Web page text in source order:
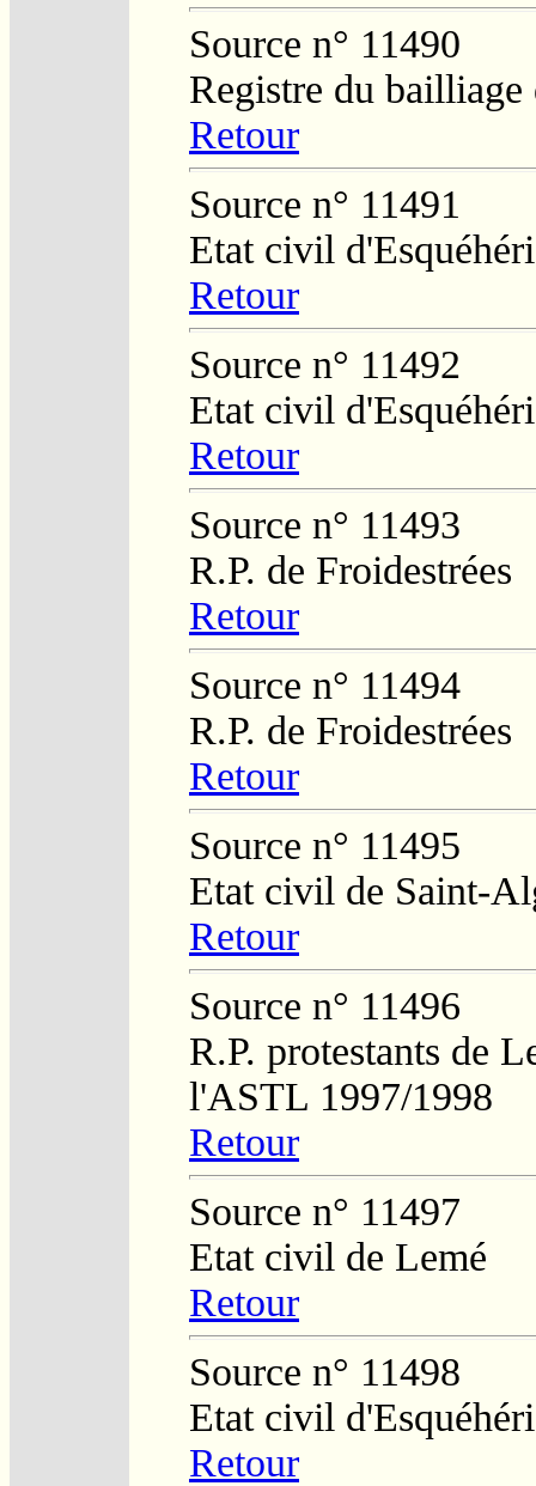
Source n° 11490
Registre du
Retour
Source n° 11491
Etat civil
Retour
Source n° 11492
Etat civil
Retour
Source n° 11493
R.P. de Froidestrées
Retour
Source n° 11494
R.P. de Froidestrées
Retour
Source n° 11495
Etat civil de Saint-
Retour
Source n° 11496
R.P. protestants de
l'ASTL 1997/1998
Retour
Source n° 11497
Etat civil de Lemé
Retour
Source n° 11498
Etat civil
Retour